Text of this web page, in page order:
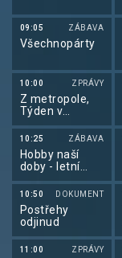
09:05 ZÁBAVA
Všechnopárty
10:00 ZPRÁVY
Z metropole,
Týden v
regionech
10:25 ZÁBAVA
Hobby naší
doby - letní
speciál
10:50 DOKUMENT
Postřehy
odjinud
11:00 ZPRÁVY